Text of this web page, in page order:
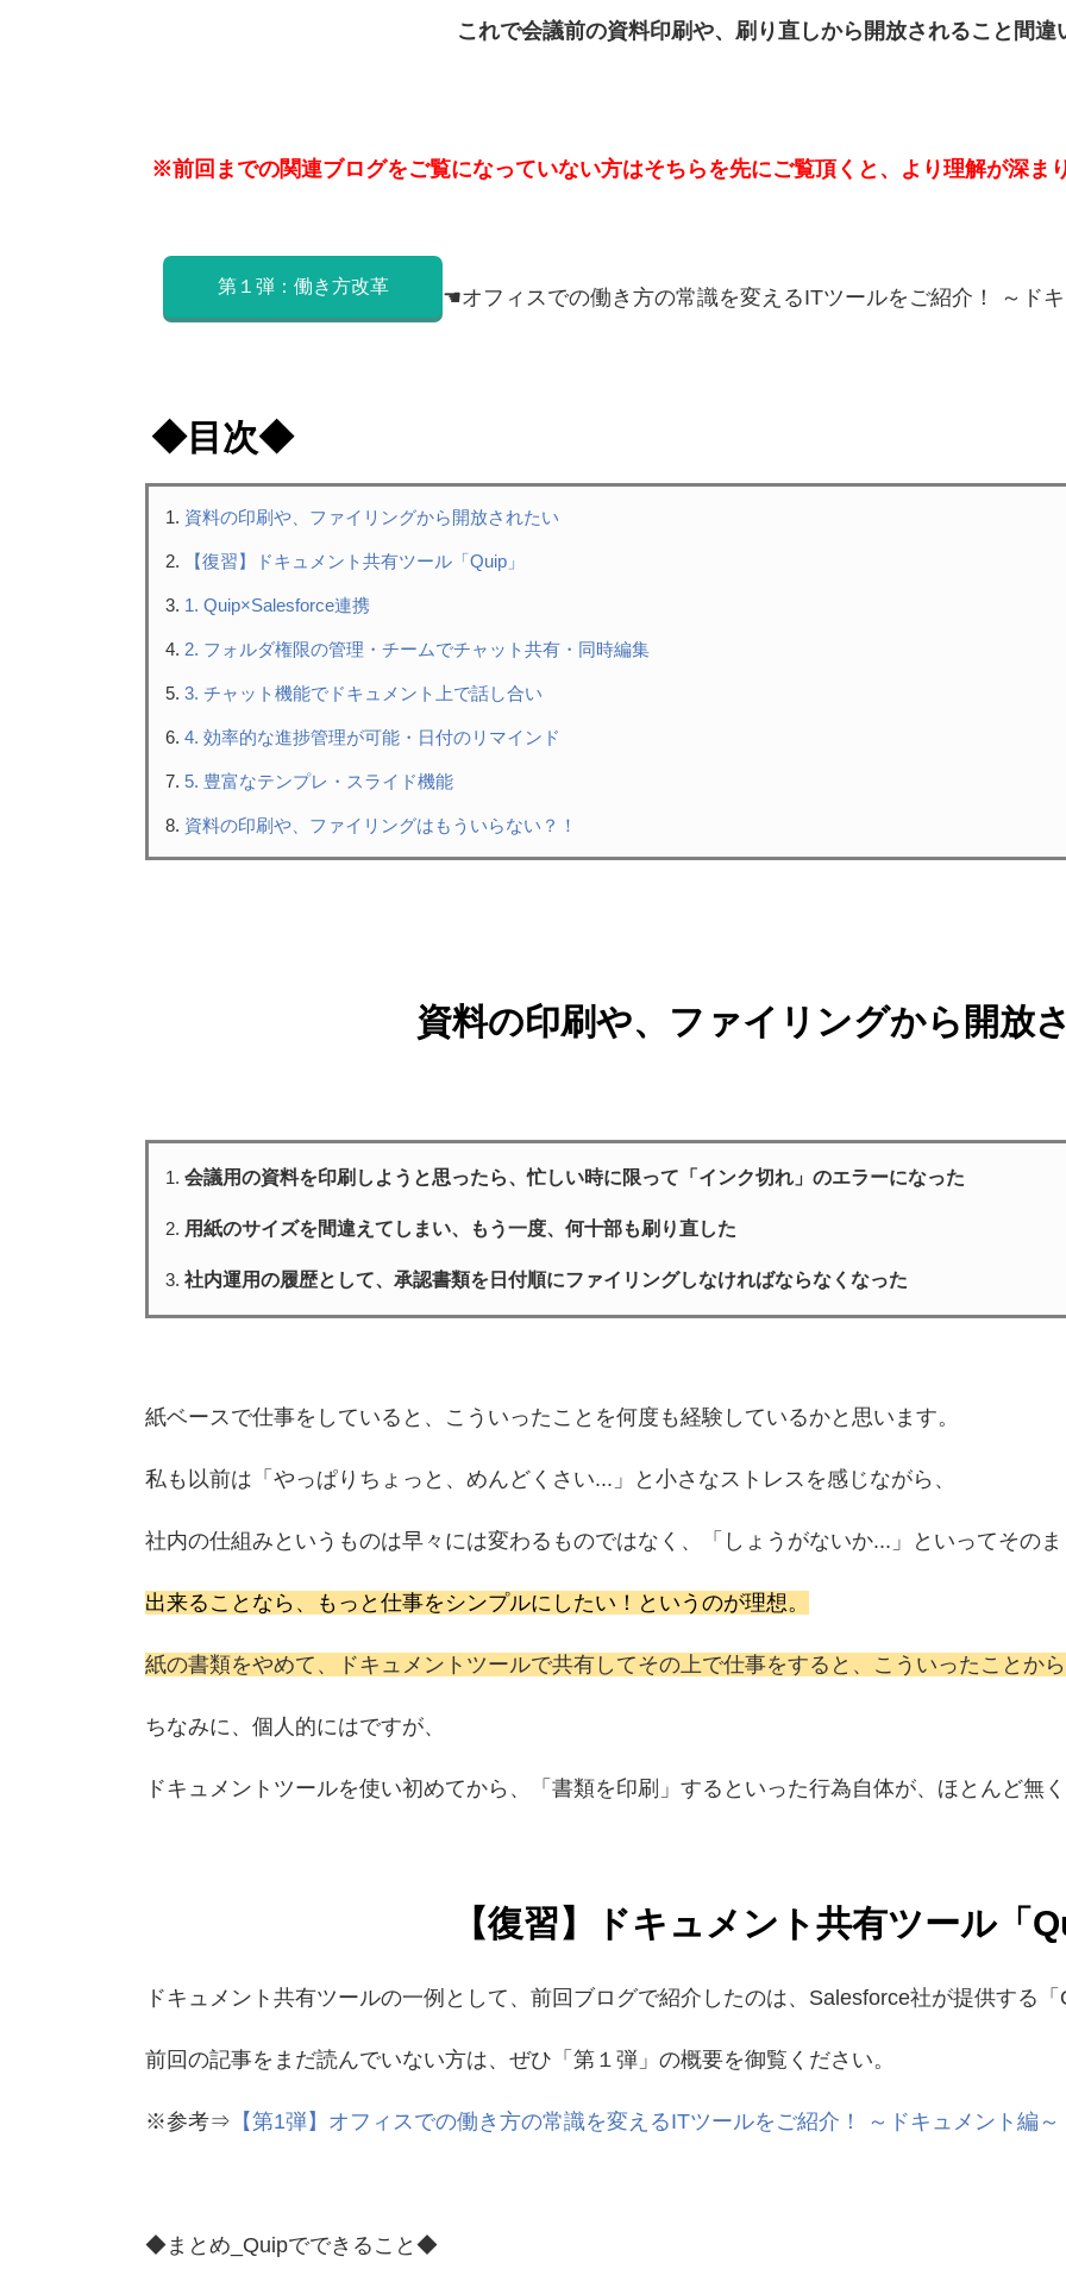
これで会議前の資料印刷や、刷り直しから開放されること間違
※前回までの関連ブログをご覧になっていない方はそちらを先にご覧頂くと、 より理解が深ま
第１弾：働き方改革 ☚オフィスでの働き方の常識を変えるITツールをご紹介！ ～ド
◆目次◆
資料の印刷や、ファイリングから開放されたい
【復習】ドキュメント共有ツール「Quip」
1. Quip×Salesforce連携
2. フォルダ権限の管理・チームでチャット共有・同時編集
3. チャット機能でドキュメント上で話し合い
4. 効率的な進捗管理が可能・日付のリマインド
5. 豊富なテンプレ・スライド機能
資料の印刷や、ファイリングはもういらない？！
資料の印刷や、ファイリングから開放
会議用の資料を印刷しようと思ったら、忙しい時に限って「インク切れ」のエラーになった
用紙のサイズを間違えてしまい、もう一度、何十部も刷り直した
社内運用の履歴として、承認書類を日付順にファイリングしなければならなくなった
紙ベースで仕事をしていると、こういったことを何度も経験しているかと思います。
私も以前は「やっぱりちょっと、めんどくさい...」と小さなストレスを感じながら、
社内の仕組みというものは早々には変わるものではなく、「しょうがないか...」といってその
出来ることなら、もっと仕事をシンプルにしたい！というのが理想。
紙の書類をやめて、ドキュメントツールで共有してその上で仕事をすると、 こういったことか
ちなみに、個人的にはですが、
ドキュメントツールを使い初めてから、「書類を印刷」するといった行為自体が、ほとんど無
【復習】ドキュメント共有ツール「
ドキュメント共有ツールの一例として、前回ブログで紹介したのは、 Salesforce社が提供する
前回の記事をまだ読んでいない方は、ぜひ「第１弾」の概要を御覧ください。
※参考⇒ 【第1弾】 オフィスでの働き方の常識を変えるITツールをご紹介！ ～ドキュメント編～
◆まとめ_Quipでできること◆